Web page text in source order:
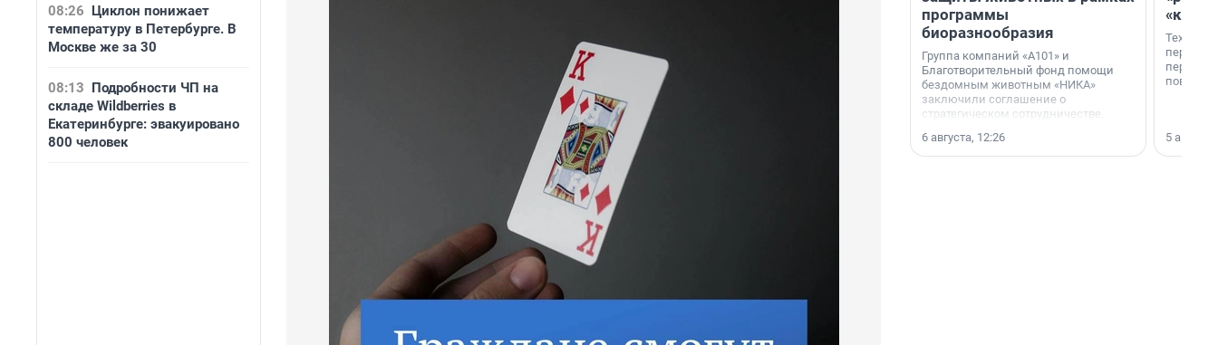
08:26 Циклон понижает
температуру в Петербурге. В
Москве же за 30
08:13 Подробности ЧП на
складе Wildberries в
Екатеринбурге: эвакуировано
800 человек
программы
биоразнообразия
Группа компаний «А101» и
Благотворительный фонд помощи
бездомным животным «НИКА»
заключили соглашение о
стратегическом сотрудничестве.
6 августа, 12:26
5